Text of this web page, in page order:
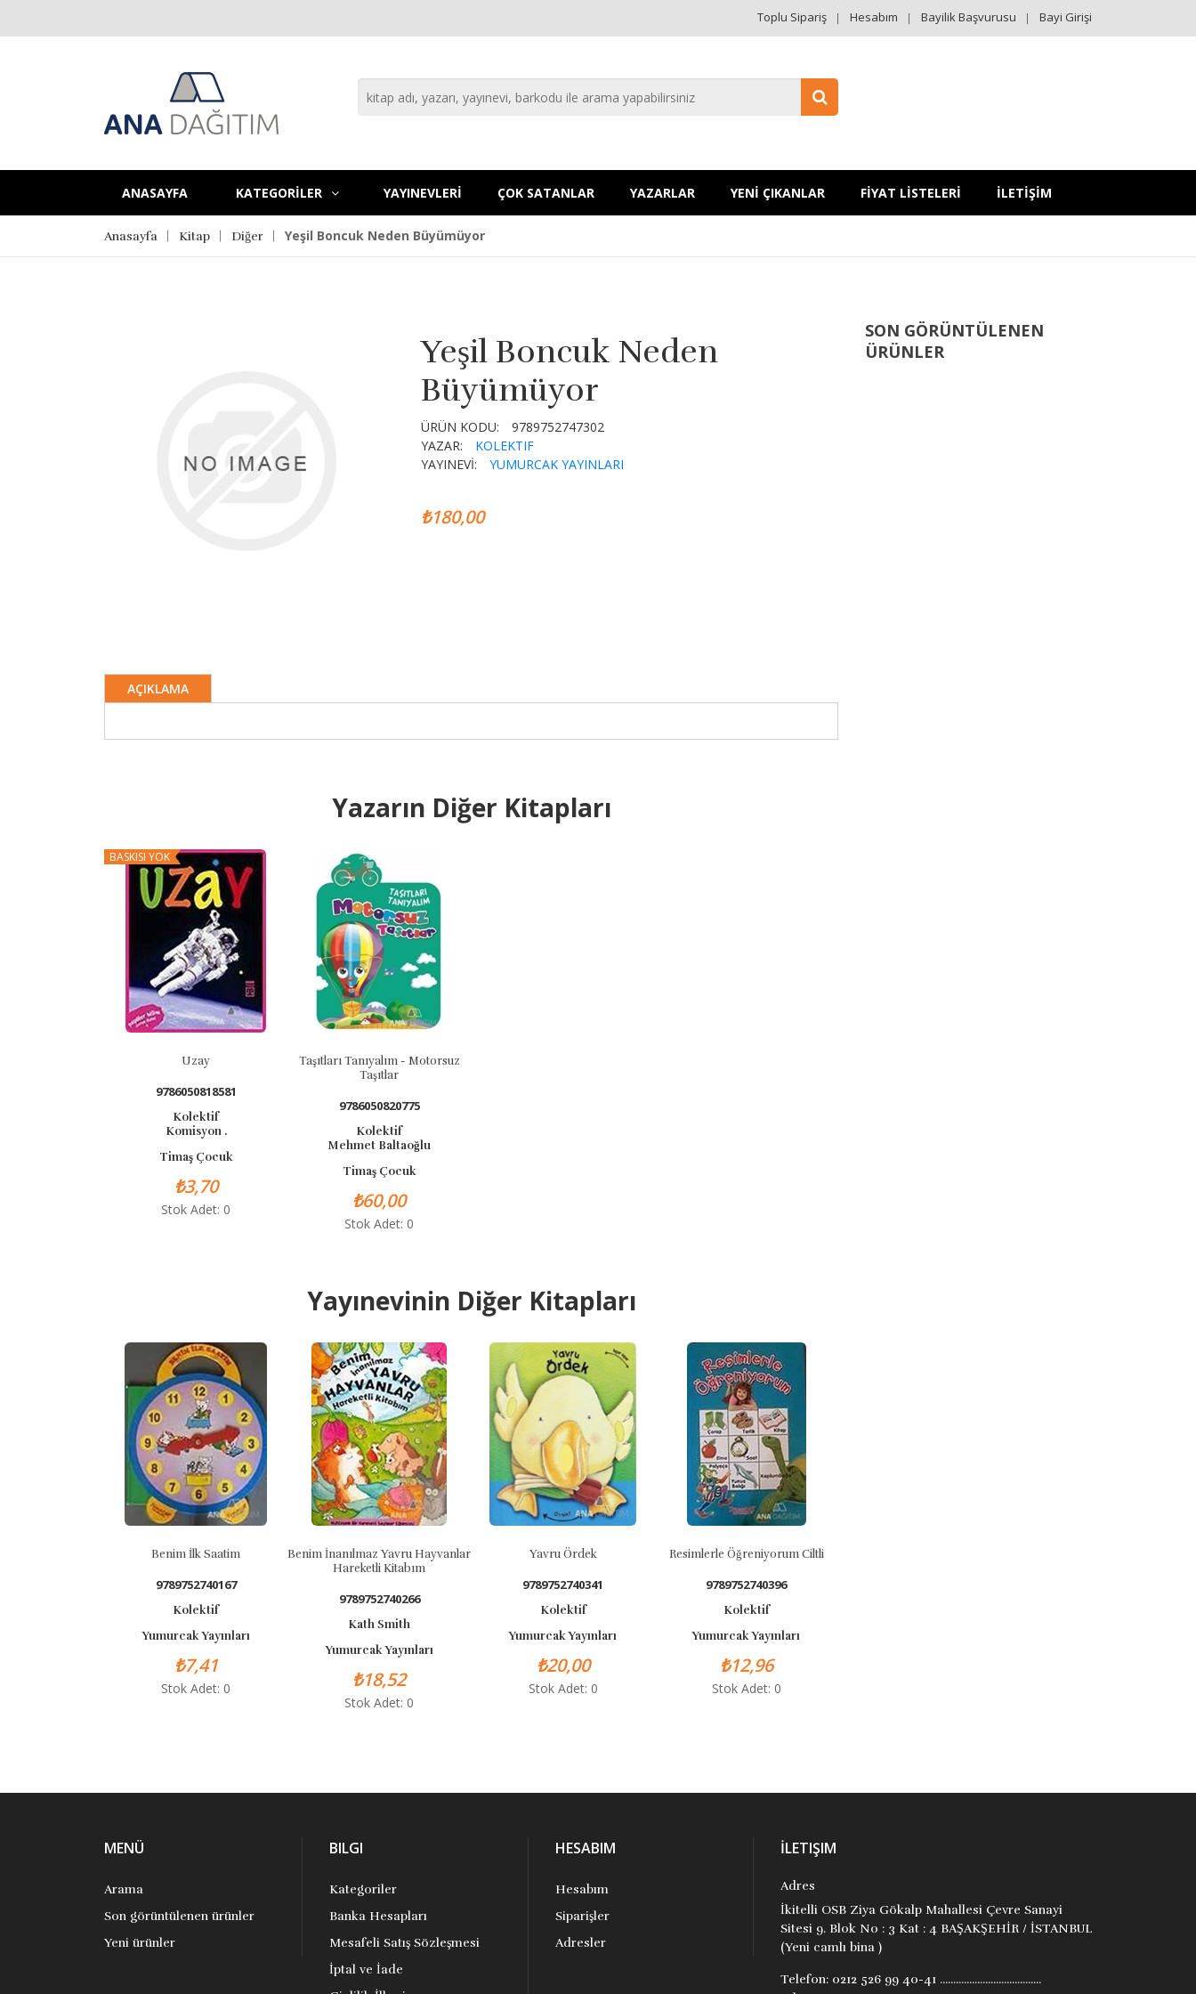
Toplu Sipariş Hesabım Bayilik Başvurusu Bayi Girişi
ANASAYFA KATEGORİLER YAYINEVLERİ ÇOK SATANLAR YAZARLAR YENİ ÇIKANLAR FİYAT LİSTELERİ İLETİŞİM
Anasayfa Kitap Diğer Yeşil Boncuk Neden Büyümüyor
Yeşil Boncuk Neden
Büyümüyor
ÜRÜN KODU:
9789752747302
YAZAR:
KOLEKTIF
YAYINEVİ:
YUMURCAK YAYINLARI
₺180,00
AÇIKLAMA
Yazarın Diğer Kitapları
BASKISI YOK
Uzay
9786050818581
Kolektif
Komisyon .
Timaş Çocuk
₺3,70
Stok Adet: 0
Taşıtları Tanıyalım - Motorsuz
Taşıtlar
9786050820775
Kolektif
Mehmet Baltaoğlu
Timaş Çocuk
₺60,00
Stok Adet: 0
Yayınevinin Diğer Kitapları
Benim İlk Saatim
9789752740167
Kolektif
Yumurcak Yayınları
₺7,41
Stok Adet: 0
Benim İnanılmaz Yavru Hayvanlar
Hareketli Kitabım
9789752740266
Kath Smith
Yumurcak Yayınları
₺18,52
Stok Adet: 0
Yavru Ördek
9789752740341
Kolektif
Yumurcak Yayınları
₺20,00
Stok Adet: 0
Resimlerle Öğreniyorum Ciltli
9789752740396
Kolektif
Yumurcak Yayınları
₺12,96
Stok Adet: 0
SON GÖRÜNTÜLENEN
ÜRÜNLER
MENÜ
Arama
Son görüntülenen ürünler
Yeni ürünler
BILGI
Kategoriler
Banka Hesapları
Mesafeli Satış Sözleşmesi
İptal ve İade
HESABIM
Hesabım
Siparişler
Adresler
İLETIŞIM
Adres
İkitelli OSB Ziya Gökalp Mahallesi Çevre Sanayi
Sitesi 9. Blok No : 3 Kat : 4 BAŞAKŞEHİR / İSTANBUL
(Yeni camlı bina )
Telefon: 0212 526 99 40-41 ......................................